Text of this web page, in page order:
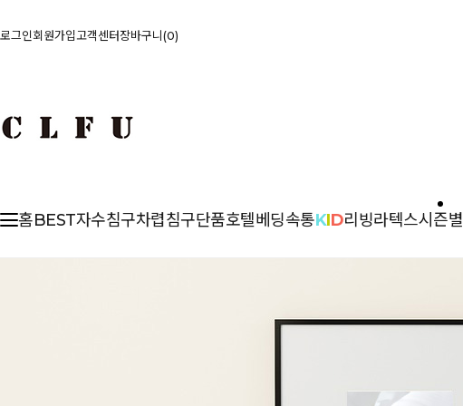
로그인회원가입고객센터장바구니 0
홈BEST자수침구차렵침구단품호텔베딩속통KID리빙라텍스시즌별